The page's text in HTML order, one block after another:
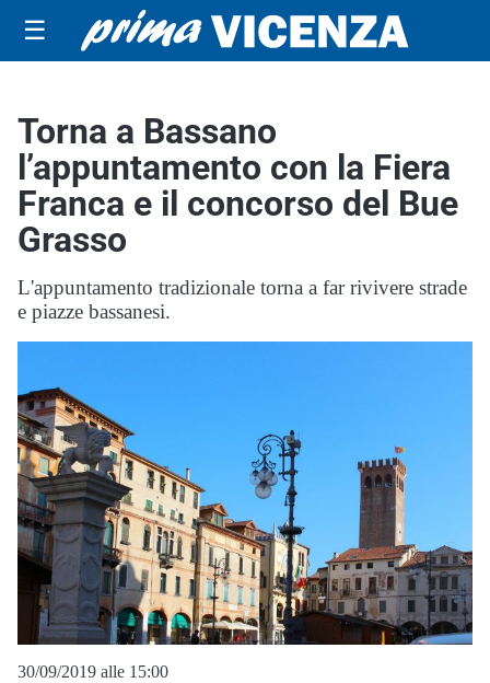
☰
Torna a Bassano
l’appuntamento con la Fiera
Franca e il concorso del Bue
Grasso
L'appuntamento tradizionale torna a far rivivere strade
e piazze bassanesi.
30/09/2019 alle 15:00